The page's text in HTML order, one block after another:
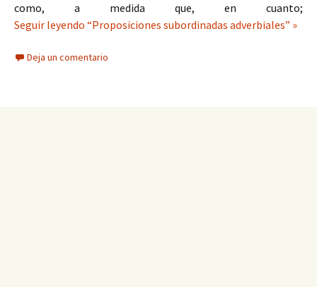
como, a medida que, en cuanto;
Seguir leyendo “Proposiciones subordinadas adverbiales” »
Deja un comentario